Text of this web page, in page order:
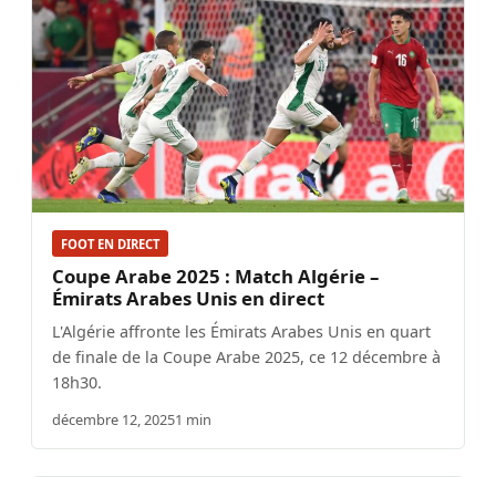
FOOT EN DIRECT
Coupe Arabe 2025 : Match Algérie –
Émirats Arabes Unis en direct
L'Algérie affronte les Émirats Arabes Unis en quart
de finale de la Coupe Arabe 2025, ce 12 décembre à
18h30.
décembre 12, 20251 min